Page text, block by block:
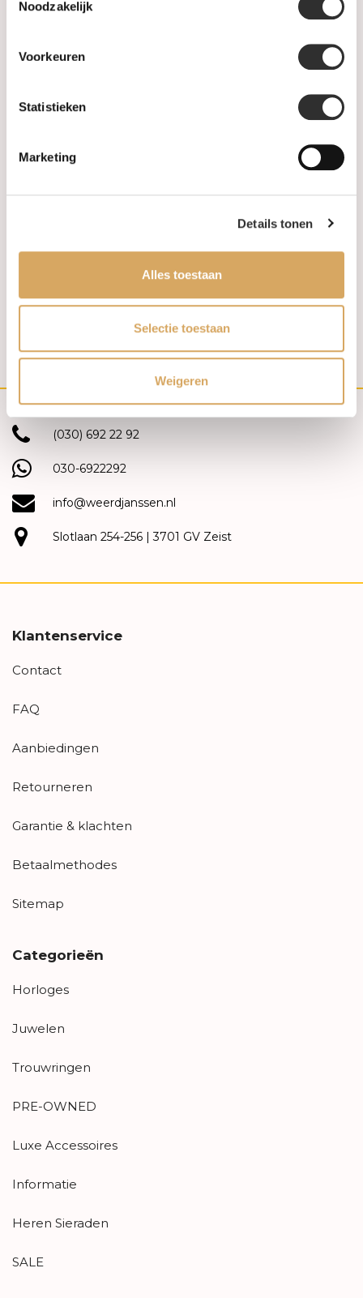
Noodzakelijk
Voorkeuren
Statistieken
Marketing
Details tonen
Alles toestaan
Selectie toestaan
Weigeren
Anderen kochten ook
Blush ring 14k witgoud met
€339,00
Mrs.Janssen Stretch
€1.995,00
(030) 692 22 92
030-6922292
info@weerdjanssen.nl
Slotlaan 254-256 | 3701 GV Zeist
Klantenservice
Contact
FAQ
Aanbiedingen
Retourneren
Garantie & klachten
Betaalmethodes
Sitemap
Categorieën
Horloges
Juwelen
Trouwringen
PRE-OWNED
Luxe Accessoires
Informatie
Heren Sieraden
SALE